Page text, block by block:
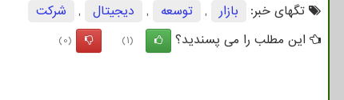
تگهای خبر:
بازار , توسعه , دیجیتال ,
شركت
این مطلب را می پسندید؟
(1)
(0)